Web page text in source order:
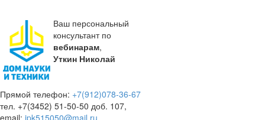
Ваш персональный
консультант по
вебинарам,
Уткин Николай
Прямой телефон: +7(912)078-36-67
тел. +7(3452) 51-50-50 доб. 107,
email: ipk515050@mail.ru